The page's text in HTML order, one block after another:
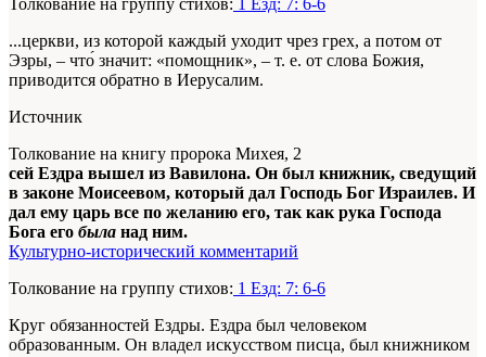
Толкование на группу стихов: 1 Езд: 7: 6-6
...церкви, из которой каждый уходит чрез грех, а потом от
Эзры, – что́ значит: «помощник», – т. е. от слова Божия,
приводится обратно в Иерусалим.
Источник
Толкование на книгу пророка Михея, 2
сей Ездра вышел из Вавилона. Он был книжник, сведущий
в законе Моисеевом, который дал Господь Бог Израилев. И
дал ему царь все по желанию его, так как рука Господа
Бога его была над ним.
Культурно-исторический комментарий
Толкование на группу стихов: 1 Езд: 7: 6-6
Круг обязанностей Ездры. Ездра был человеком
образованным. Он владел искусством писца, был книжником